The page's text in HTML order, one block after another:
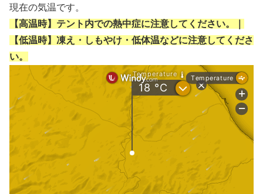
現在の気温です。
【高温時】テント内での熱中症に注意してください。｜
【低温時】凍え・しもやけ・低体温などに注意してくださ
い。